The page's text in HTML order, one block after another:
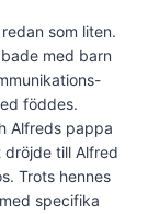
redan som liten.
med barn
föddes.
Alfreds pappa
dröjde till Alfred
Trots hennes
specifika